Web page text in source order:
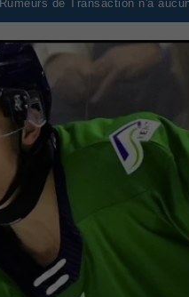
Rumeurs de Transaction n'a